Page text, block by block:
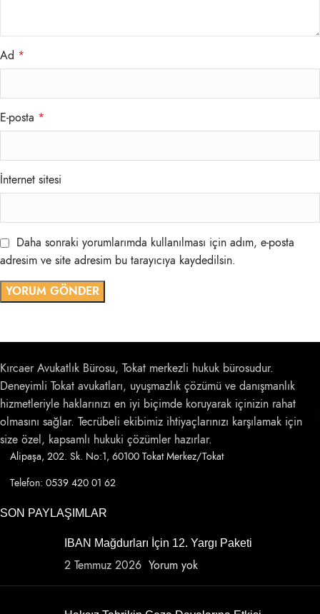
Ad *
E-posta *
İnternet sitesi
Daha sonraki yorumlarımda kullanılması için adım, e-posta
adresim ve site adresim bu tarayıcıya kaydedilsin.
Kırcaer Avukatlık Bürosu, Tokat merkezli hukuk bürosudur.
Deneyimli Tokat avukatları, uyuşmazlık çözümü ve danışmanlık
hizmetleriyle haklarınızı en iyi biçimde koruyarak içinizin rahat
olmasını sağlar. Tecrübeli ekibimiz ihtiyaçlarınızı karşılamak için
size özel, kapsamlı hukuki çözümler hazırlar.
Alipaşa, 202. Sk. No:1, 60100 Tokat Merkez/Tokat
Telefon: 0539 420 01 62
SON PAYLAŞIMLAR
IBAN Mağdurları İçin 12. Yargı Paketi
2 Temmuz 2026 Yorum yok